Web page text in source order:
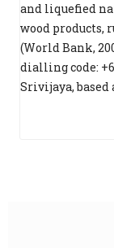
and liquefied
wood products,
(World Bank,
dialling code:
Srivijaya, based